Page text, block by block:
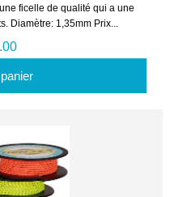
ficelle de qualité qui a une
Diamètre: 1,35mm Prix...